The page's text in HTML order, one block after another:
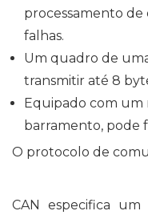
processamento de
falhas.
Um quadro de
transmitir até 8
Equipado com um
barramento, pode
O protocolo de
CAN especifica